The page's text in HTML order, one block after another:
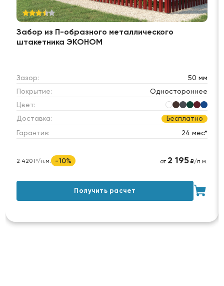
Забор из П-образного металлического
штакетника ЭКОНОМ
Зазор:
50 мм
Покрытие:
Одностороннее
Цвет:
Доставка:
Бесплатно
Гарантия: 24 мес*
2 420 ₽/п.м. -10% от 2 195₽/п.м.
Получить расчет